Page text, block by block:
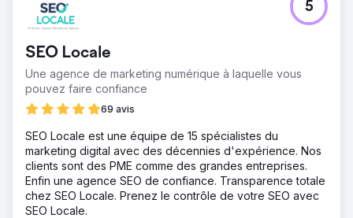
SEO Locale
Une agence de marketing numérique à laquelle vous
pouvez faire confiance
69 avis
5
SEO Locale est une équipe de 15 spécialistes du
marketing digital avec des décennies d'expérience. Nos
clients sont des PME comme des grandes entreprises.
Enfin une agence SEO de confiance. Transparence totale
chez SEO Locale. Prenez le contrôle de votre SEO avec
SEO Locale.